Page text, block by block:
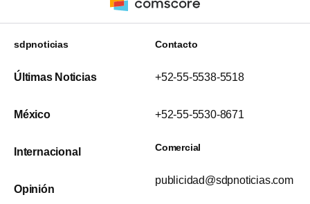
sdpnoticias
Últimas Noticias
México
Internacional
Opinión
Contacto
+52-55-5538-5518
+52-55-5530-8671
Comercial
publicidad@sdpnoticias.com